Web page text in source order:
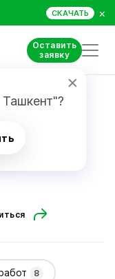
СКАЧАТЬ ×
Оставить
заявку
8